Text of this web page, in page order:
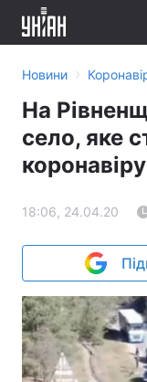
Новини ›
На
село, яке
18:06, 24.04.20